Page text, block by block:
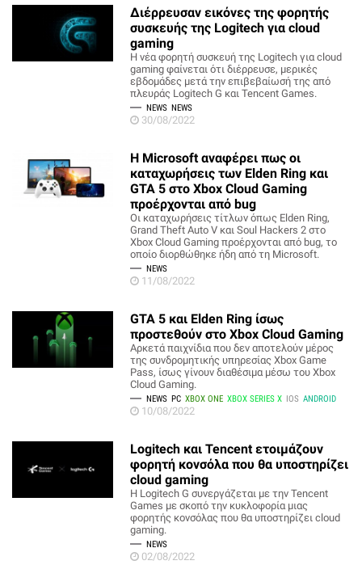
Διέρρευσαν εικόνες της φορητής
συσκευής της Logitech για cloud
gaming
Η νέα φορητή συσκευή της Logitech για cloud
gaming φαίνεται ότι διέρρευσε, μερικές
εβδομάδες μετά την επιβεβαίωσή της από
πλευράς Logitech G και Tencent Games.
NEWS NEWS
30/08/2022
Η Microsoft αναφέρει πως οι
καταχωρήσεις των Elden Ring και
GTA 5 στο Xbox Cloud Gaming
προέρχονται από bug
Οι καταχωρήσεις τίτλων όπως Elden Ring,
Grand Theft Auto V και Soul Hackers 2 στο
Xbox Cloud Gaming προέρχονται από bug, το
οποίο διορθώθηκε ήδη από τη Microsoft.
NEWS
11/08/2022
GTA 5 και Elden Ring ίσως
προστεθούν στο Xbox Cloud Gaming
Αρκετά παιχνίδια που δεν αποτελούν μέρος
της συνδρομητικής υπηρεσίας Xbox Game
Pass, ίσως γίνουν διαθέσιμα μέσω του Xbox
Cloud Gaming.
NEWS PC XBOX ONE XBOX SERIES X IOS ANDROID
10/08/2022
Logitech και Tencent ετοιμάζουν
φορητή κονσόλα που θα υποστηρίζει
cloud gaming
H Logitech G συνεργάζεται με την Tencent
Games με σκοπό την κυκλοφορία μιας
φορητής κονσόλας που θα υποστηρίζει cloud
gaming.
NEWS
02/08/2022